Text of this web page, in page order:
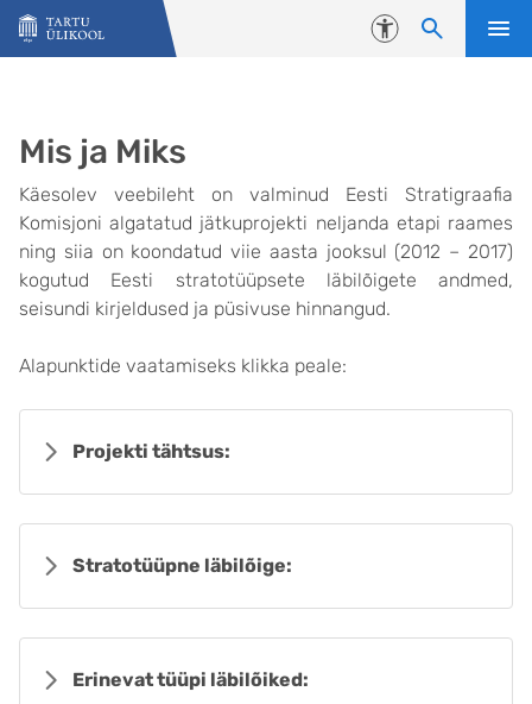
Liigu edasi põhisisu juurde
Juurdepääsetavus
Mis ja Miks
Käesolev veebileht on valminud Eesti Stratigraafia
Komisjoni algatatud jätkuprojekti neljanda etapi raames
ning siia on koondatud viie aasta jooksul (2012 – 2017)
kogutud Eesti stratotüüpsete läbilõigete andmed,
seisundi kirjeldused ja püsivuse hinnangud.
Alapunktide vaatamiseks klikka peale:
Projekti tähtsus:
Stratotüüpne läbilõige:
Erinevat tüüpi läbilõiked: